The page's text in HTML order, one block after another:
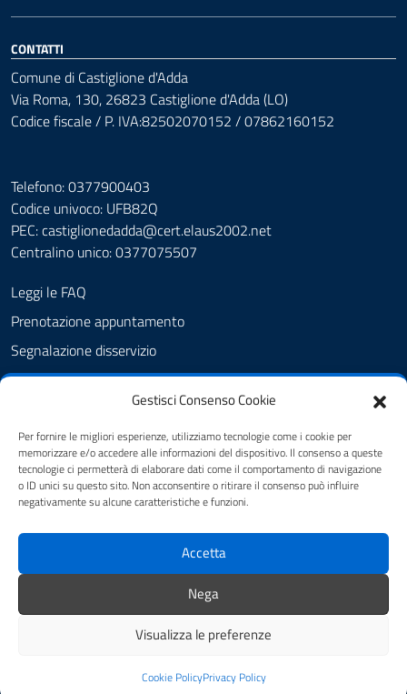
Gestisci Consenso Cookie
Per fornire le migliori esperienze, utilizziamo tecnologie come i cookie per
memorizzare e/o accedere alle informazioni del dispositivo. Il consenso a queste
tecnologie ci permetterà di elaborare dati come il comportamento di navigazione
o ID unici su questo sito. Non acconsentire o ritirare il consenso può influire
negativamente su alcune caratteristiche e funzioni.
Accetta
Nega
Visualizza le preferenze
Cookie PolicyPrivacy Policy
CONTATTI
Comune di Castiglione d'Adda
Via Roma, 130, 26823 Castiglione d'Adda (LO)
Codice fiscale / P. IVA:82502070152 / 07862160152
Telefono: 0377900403
Codice univoco: UFB82Q
PEC:castiglionedadda@cert.elaus2002.net
Centralino unico: 0377075507
Leggi le FAQ
Prenotazione appuntamento
Segnalazione disservizio
Amministrazione Trasparente
Cookie Policy
Informativa privacy
Dichiarazione di accessibilità
Feedback